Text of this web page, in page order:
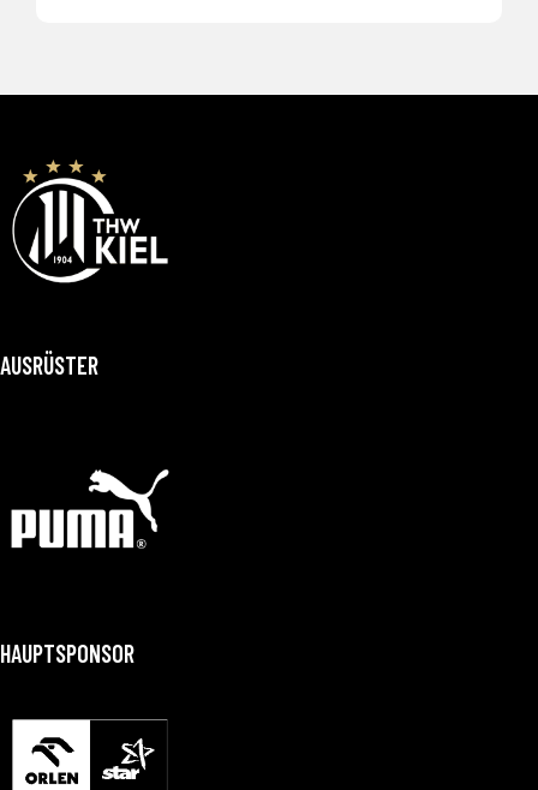
AUSRÜSTER
HAUPTSPONSOR